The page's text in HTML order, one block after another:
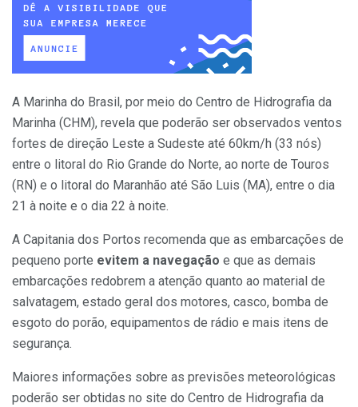
A Marinha do Brasil, por meio do Centro de Hidrografia da
Marinha (CHM), revela que poderão ser observados ventos
fortes de direção Leste a Sudeste até 60km/h (33 nós)
entre o litoral do Rio Grande do Norte, ao norte de Touros
(RN) e o litoral do Maranhão até São Luis (MA), entre o dia
21 à noite e o dia 22 à noite.
A Capitania dos Portos recomenda que as embarcações de
pequeno porte evitem a navegação e que as demais
embarcações redobrem a atenção quanto ao material de
salvatagem, estado geral dos motores, casco, bomba de
esgoto do porão, equipamentos de rádio e mais itens de
segurança.
Maiores informações sobre as previsões meteorológicas
poderão ser obtidas no site do Centro de Hidrografia da